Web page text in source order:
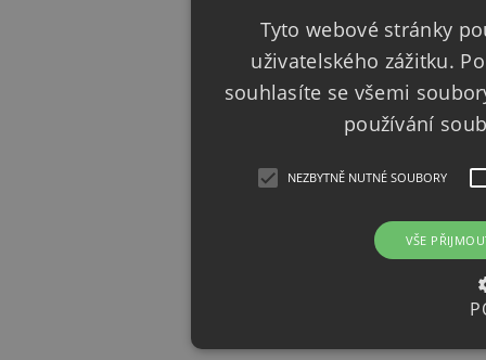
Tyto webové stránky
uživatelského zážitku.
souhlasíte se všemi
používání
NEZBYTNĚ NUTNÉ SOUBORY
VŠE